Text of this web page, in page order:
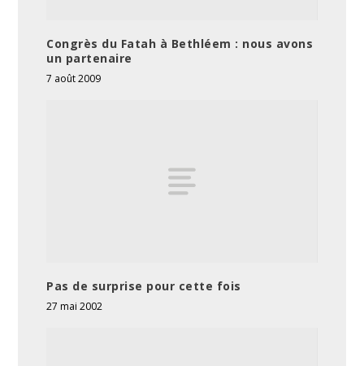
Congrès du Fatah à Bethléem : nous avons
un partenaire
7 août 2009
Pas de surprise pour cette fois
27 mai 2002